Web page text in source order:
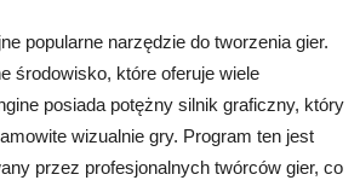
popularne narzędzie do tworzenia gier.
środowisko, które oferuje wiele
posiada potężny silnik graficzny, który
wizualnie gry. Program ten jest
przez profesjonalnych twórców gier, co